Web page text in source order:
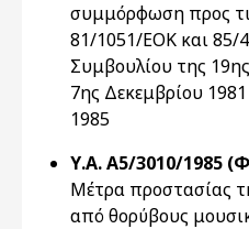
συμμόρφωση προς
81/1051/ΕΟΚ και 85/
Συμβουλίου της
7ης Δεκεμβρίου
1985
Υ.Α. Α5/3010/1985
Μέτρα προστασίας
από θορύβους